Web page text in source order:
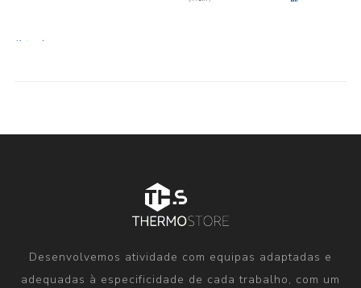
Desenvolvemos atividade com equipas adaptadas e
adequadas à especificidade de cada trabalho, com um